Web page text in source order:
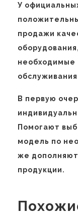
У
продажи
необходимые
В первую
Помогают
модель по
же
продукции.